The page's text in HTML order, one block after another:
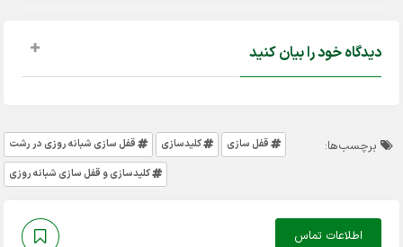
دیدگاه خود را بیان کنید
برچسب‌ها: قفل سازی کلیدسازی
قفل سازی شبانه روزی در رشت
کلیدسازی و قفل سازی شبانه روزی
اطلاعات تماس